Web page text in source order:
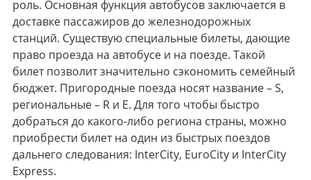
роль. Основная функция автобусов заключается в
доставке пассажиров до железнодорожных
станций. Существую специальные билеты, дающие
право проезда на автобусе и на поезде. Такой
билет позволит значительно сэкономить семейный
бюджет. Пригородные поезда носят название – S,
региональные – R и E. Для того чтобы быстро
добраться до какого-либо региона страны, можно
приобрести билет на один из быстрых поездов
дальнего следования: InterCity, EuroCity и InterCity
Express.